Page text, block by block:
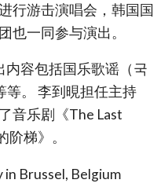
行游击演唱会，韩国国
也一同参与演出。
容包括国乐歌谣（국
等。 李到晛担任主持
音乐剧《The Last
阶梯》。
Brussel, Belgium